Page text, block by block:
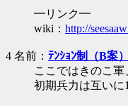
━リンク━
wiki： http://
4 名前： ﾃﾝｼｮﾝ制（B案）
ここではきのこ
初期兵力は互いに